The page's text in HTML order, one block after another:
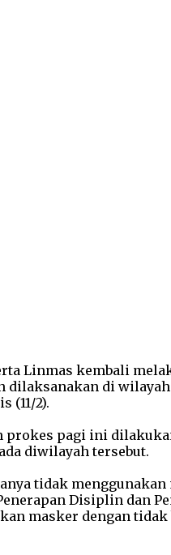
Linmas kembali
di wilayah
(11/2).
prokes pagi ini
diwilayah tersebut.
tidak menggunakan
Disiplin dan
masker dengan